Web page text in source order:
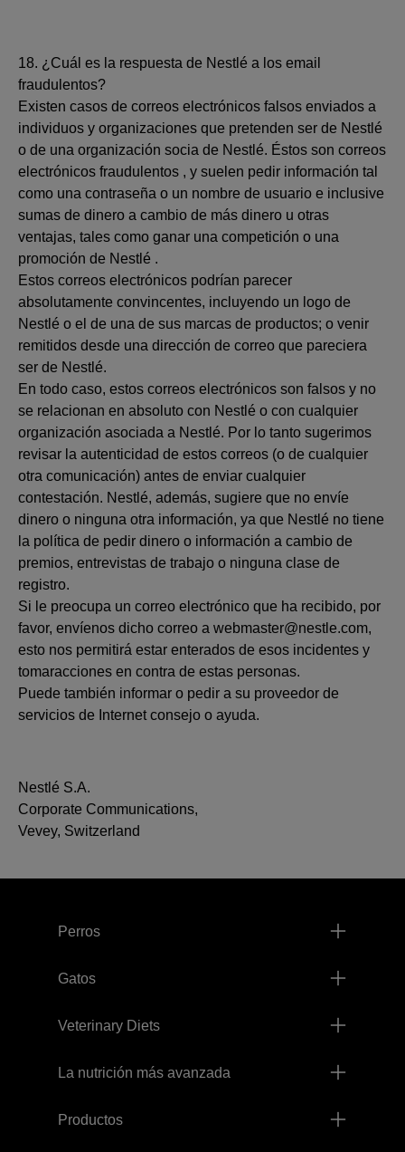
18. ¿Cuál es la respuesta de Nestlé a los email
fraudulentos?
Existen casos de correos electrónicos falsos enviados a
individuos y organizaciones que pretenden ser de Nestlé
o de una organización socia de Nestlé. Éstos son correos
electrónicos fraudulentos , y suelen pedir información tal
como una contraseña o un nombre de usuario e inclusive
sumas de dinero a cambio de más dinero u otras
ventajas, tales como ganar una competición o una
promoción de Nestlé .
Estos correos electrónicos podrían parecer
absolutamente convincentes, incluyendo un logo de
Nestlé o el de una de sus marcas de productos; o venir
remitidos desde una dirección de correo que pareciera
ser de Nestlé.
En todo caso, estos correos electrónicos son falsos y no
se relacionan en absoluto con Nestlé o con cualquier
organización asociada a Nestlé. Por lo tanto sugerimos
revisar la autenticidad de estos correos (o de cualquier
otra comunicación) antes de enviar cualquier
contestación. Nestlé, además, sugiere que no envíe
dinero o ninguna otra información, ya que Nestlé no tiene
la política de pedir dinero o información a cambio de
premios, entrevistas de trabajo o ninguna clase de
registro.
Si le preocupa un correo electrónico que ha recibido, por
favor, envíenos dicho correo a webmaster@nestle.com,
esto nos permitirá estar enterados de esos incidentes y
tomaracciones en contra de estas personas.
Puede también informar o pedir a su proveedor de
servicios de Internet consejo o ayuda.
Nestlé S.A.
Corporate Communications,
Vevey, Switzerland
Perros
Gatos
Veterinary Diets
La nutrición más avanzada
Productos